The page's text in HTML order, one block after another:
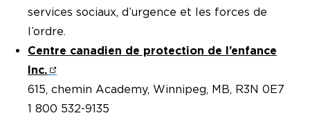
services sociaux, d’urgence et les forces de
l’ordre.
Centre canadien de protection de l’enfance
Inc.
615, chemin Academy, Winnipeg, MB, R3N 0E7
1 800 532-9135